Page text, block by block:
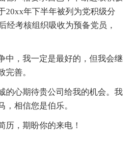
20xx年下半年被列为党积级分
经考核组织吸收为预备党员，
中，我一定是最好的，但我会继
完善。
的心期待贵公司给我的机会。我
，相信您是伯乐。
历，期盼你的来电！